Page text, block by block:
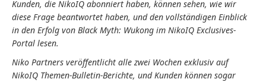
Kunden, die NikoIQ abonniert haben, können sehen, wie wir
diese Frage beantwortet haben, und den vollständigen Einblick
in den Erfolg von Black Myth: Wukong im NikoIQ Exclusives-
Portal lesen.
Niko Partners veröffentlicht alle zwei Wochen exklusiv auf
NikoIQ Themen-Bulletin-Berichte, und Kunden können sogar